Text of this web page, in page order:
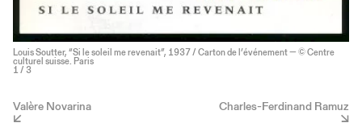
Louis Soutter, “Si le soleil me revenait”, 1937 / Carton de l’événement — © Centre
culturel suisse. Paris
1 / 3
Valère Novarina Charles-Ferdinand Ramuz